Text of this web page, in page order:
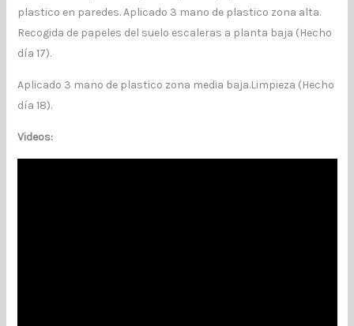
plastico en paredes. Aplicado 3 mano de plastico zona alta.
Recogida de papeles del suelo escaleras a planta baja (Hecho
día 17).
Aplicado 3 mano de plastico zona media baja.Limpieza (Hecho
día 18).
Videos: